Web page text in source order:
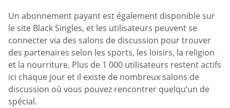
Un abonnement payant est également disponible sur
le site Black Singles, et les utilisateurs peuvent se
connecter via des salons de discussion pour trouver
des partenaires selon les sports, les loisirs, la religion
et la nourriture. Plus de 1 000 utilisateurs restent actifs
ici chaque jour et il existe de nombreux salons de
discussion où vous pouvez rencontrer quelqu’un de
spécial.